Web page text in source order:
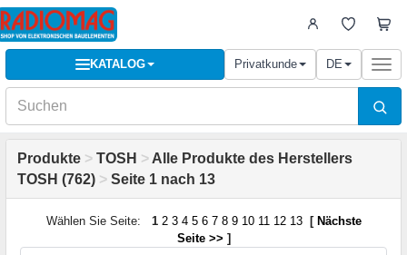
KATALOG Privatkunde DE
Produkte > TOSH > Alle Produkte des Herstellers
TOSH (762) > Seite 1 nach 13
Wählen Sie Seite: 1 2 3 4 5 6 7 8 9 10 11 12 13 [ Nächste
Seite >> ]